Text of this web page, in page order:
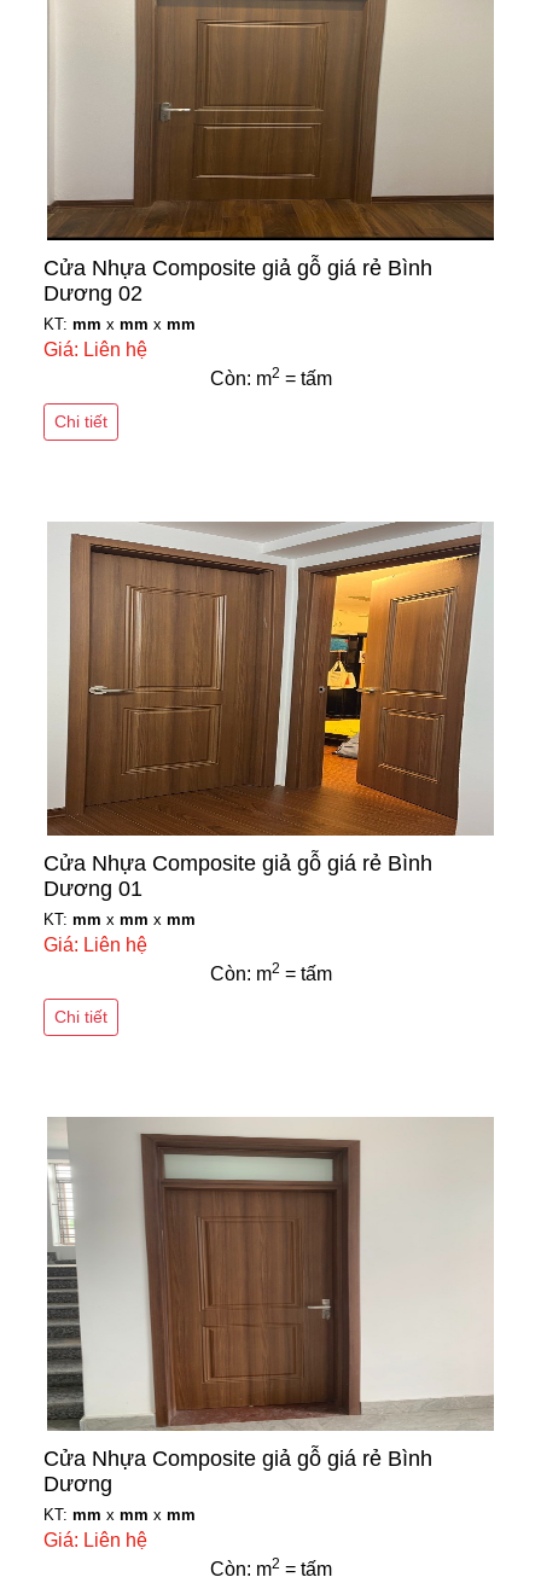
Cửa Nhựa Composite giả gỗ giá rẻ Bình
Dương 02
KT: mm x mm x mm
Giá: Liên hệ
Còn: m2 = tấm
Chi tiết
Cửa Nhựa Composite giả gỗ giá rẻ Bình
Dương 01
KT: mm x mm x mm
Giá: Liên hệ
Còn: m2 = tấm
Chi tiết
Cửa Nhựa Composite giả gỗ giá rẻ Bình
Dương
KT: mm x mm x mm
Giá: Liên hệ
Còn: m2 = tấm